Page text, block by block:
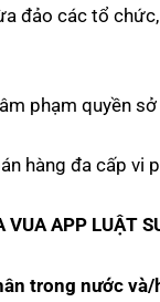
đảo các tổ
phạm quyền
hàng đa cấp vi
VUA APP LUẬT
trong nước